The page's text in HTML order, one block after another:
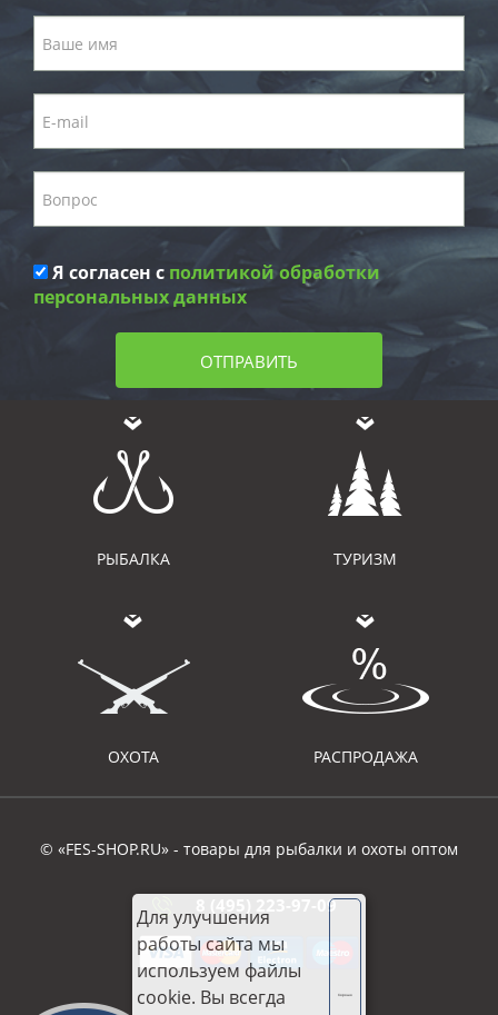
Я согласен с политикой обработки
персональных данных
ОТПРАВИТЬ
РЫБАЛКА ТУРИЗМ
ОХОТА РАСПРОДАЖА
© «FES-SHOP.RU» - товары для рыбалки и охоты оптом
8 (495) 223-97-09
Для улучшения
работы сайта мы
используем файлы
cookie. Вы всегда
Хорошо